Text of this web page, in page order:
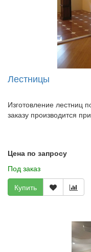
Лестницы
Изготовление лестниц
заказу производится
Цена по запросу
Под заказ
Купить